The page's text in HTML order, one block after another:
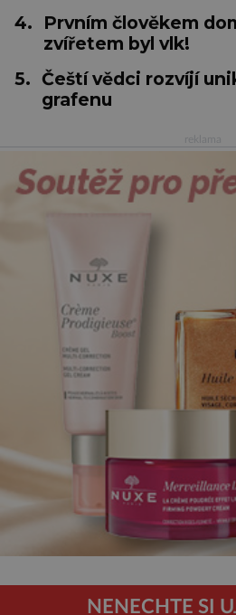
4.
Prvním člověkem
zvířetem byl vlk!
5. Čeští vědci rozvíjí
grafenu
NENECHTE SI